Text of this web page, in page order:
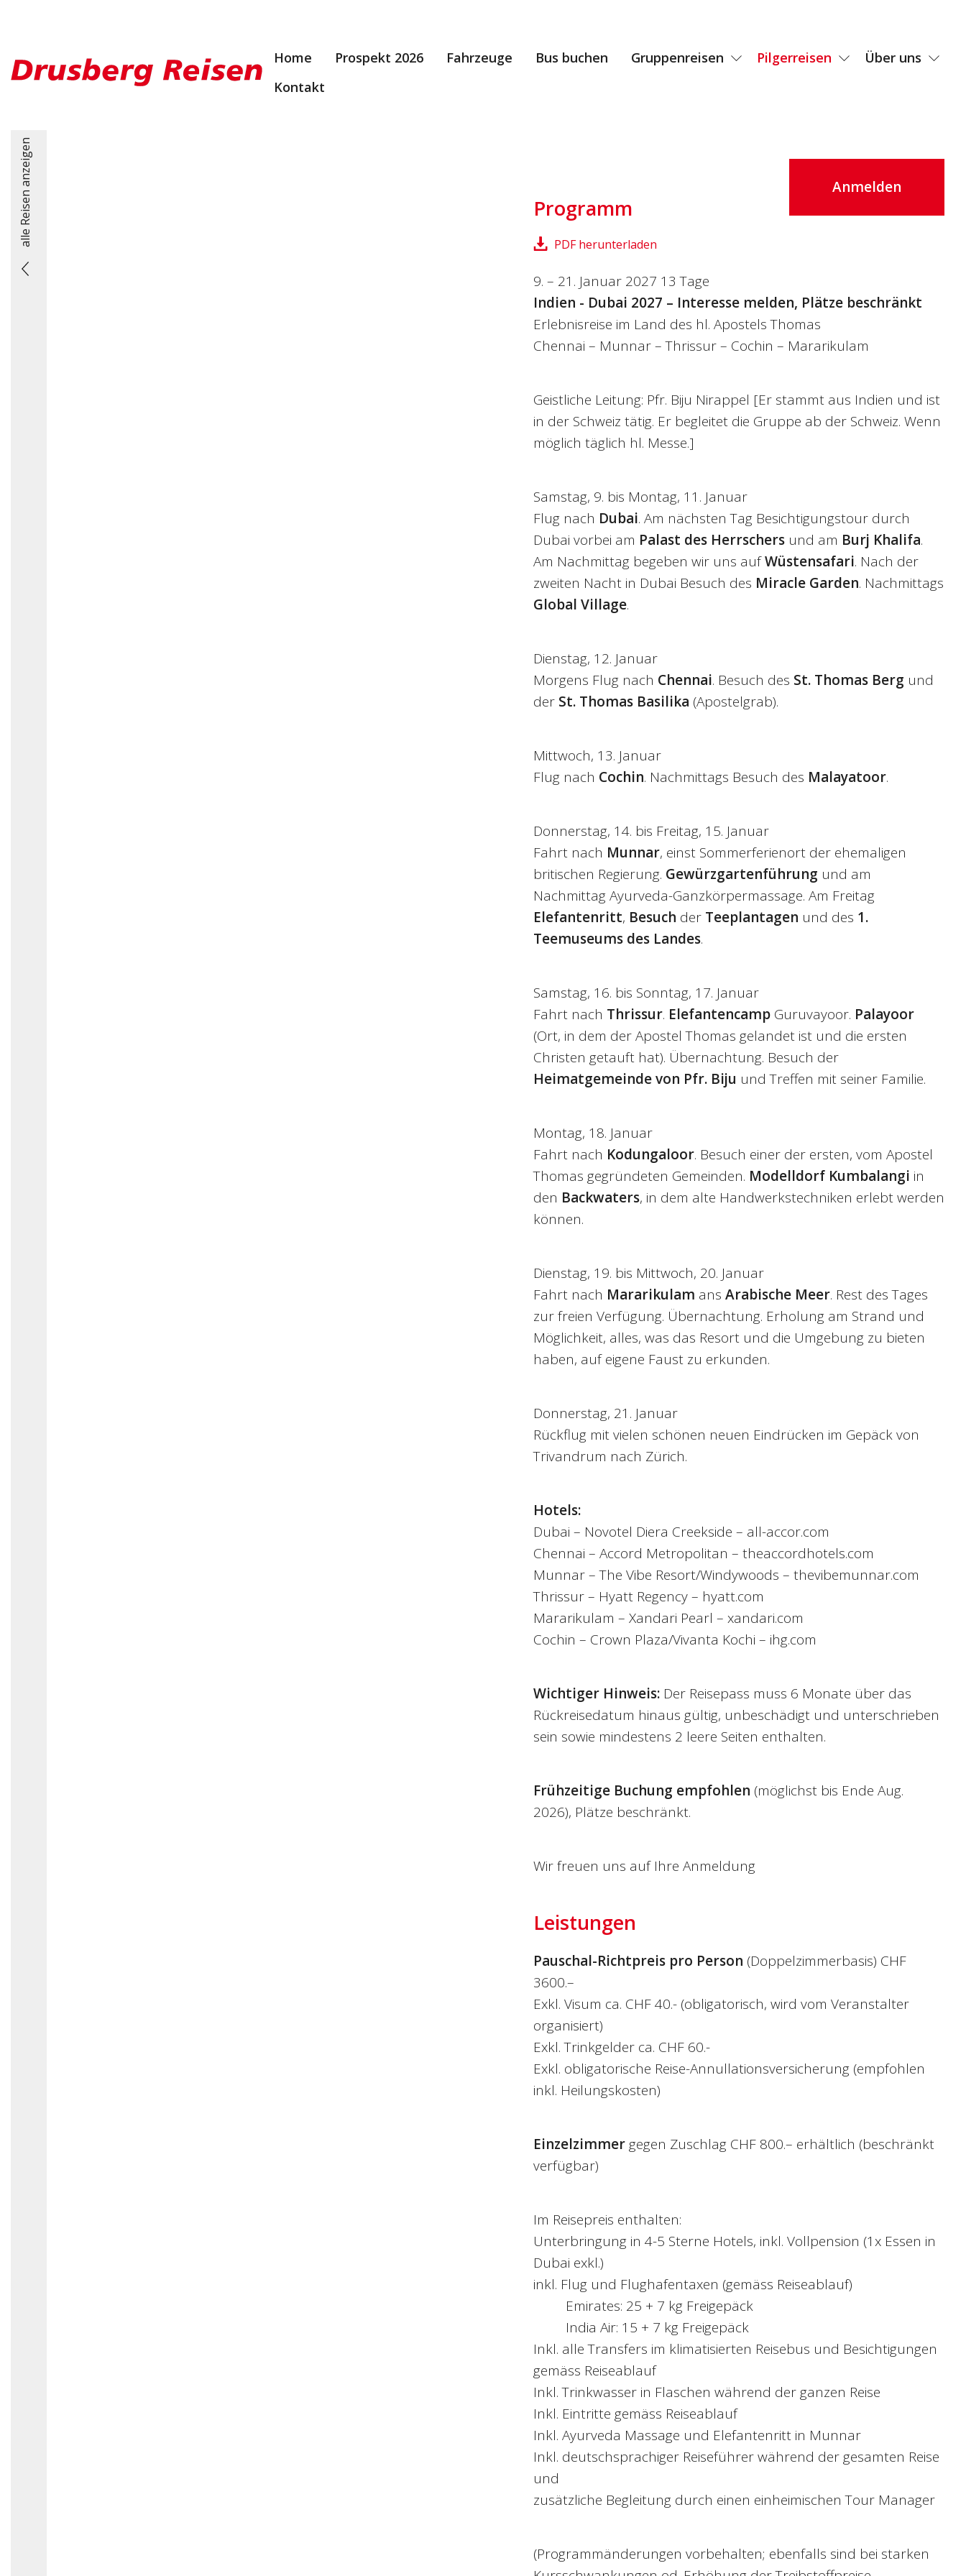
Home Prospekt 2026 Fahrzeuge Bus buchen Gruppenreisen Pilgerreisen
Über uns
Kontakt
alle Reisen anzeigen Anmelden
Programm
PDF herunterladen
9. – 21. Januar 2027 13 Tage
Indien - Dubai 2027 – Interesse melden, Plätze beschränkt
Erlebnisreise im Land des hl. Apostels Thomas
Chennai – Munnar – Thrissur – Cochin – Mararikulam
Geistliche Leitung: Pfr. Biju Nirappel [Er stammt aus Indien und ist
in der Schweiz tätig. Er begleitet die Gruppe ab der Schweiz. Wenn
möglich täglich hl. Messe.]
Samstag, 9. bis Montag, 11. Januar
Flug nach Dubai. Am nächsten Tag Besichtigungstour durch
Dubai vorbei am Palast des Herrschersund am Burj Khalifa.
Am Nachmittag begeben wir uns aufWüstensafari. Nach der
zweiten Nacht in Dubai Besuch des Miracle Garden. Nachmittags
Global Village.
Dienstag, 12. Januar
Morgens Flug nach Chennai. Besuch des St. Thomas Berg und
der St. Thomas Basilika (Apostelgrab).
Mittwoch, 13. Januar
Flug nach Cochin. Nachmittags Besuch des Malayatoor.
Donnerstag, 14. bis Freitag, 15. Januar
Fahrt nach Munnar, einst Sommerferienort der ehemaligen
britischen Regierung. Gewürzgartenführung und am
Nachmittag Ayurveda-Ganzkörpermassage. Am Freitag
Elefantenritt, Besuch der Teeplantagen und des 1.
Teemuseums des Landes.
Samstag, 16. bis Sonntag, 17. Januar
Fahrt nach Thrissur. Elefantencamp Guruvayoor. Palayoor
(Ort, in dem der Apostel Thomas gelandet ist und die ersten
Christen getauft hat). Übernachtung. Besuch der
Heimatgemeinde von Pfr. Biju und Treffen mit seiner Familie.
Montag, 18. Januar
Fahrt nach Kodungaloor. Besuch einer der ersten, vom Apostel
Thomas gegründeten Gemeinden. Modelldorf Kumbalangi in
den Backwaters, in dem alte Handwerkstechniken erlebt werden
können.
Dienstag, 19. bis Mittwoch, 20. Januar
Fahrt nach Mararikulam ans Arabische Meer. Rest des Tages
zur freien Verfügung. Übernachtung. Erholung am Strand und
Möglichkeit, alles, was das Resort und die Umgebung zu bieten
haben, auf eigene Faust zu erkunden.
Donnerstag, 21. Januar
Rückflug mit vielen schönen neuen Eindrücken im Gepäck von
Trivandrum nach Zürich.
Hotels:
Dubai – Novotel Diera Creekside – all-accor.com
Chennai – Accord Metropolitan – theaccordhotels.com
Munnar – The Vibe Resort/Windywoods – thevibemunnar.com
Thrissur – Hyatt Regency – hyatt.com
Mararikulam – Xandari Pearl – xandari.com
Cochin – Crown Plaza/Vivanta Kochi – ihg.com
Wichtiger Hinweis: Der Reisepass muss 6 Monate über das
Rückreisedatum hinaus gültig, unbeschädigt und unterschrieben
sein sowie mindestens 2 leere Seiten enthalten.
Frühzeitige Buchung empfohlen (möglichst bis Ende Aug.
2026), Plätze beschränkt.
Wir freuen uns auf Ihre Anmeldung
Leistungen
Pauschal-Richtpreis pro Person (Doppelzimmerbasis) CHF
3600.–
Exkl. Visum ca. CHF 40.- (obligatorisch, wird vom Veranstalter
organisiert)
Exkl. Trinkgelder ca. CHF 60.-
Exkl. obligatorische Reise-Annullationsversicherung (empfohlen
inkl. Heilungskosten)
Einzelzimmer gegen Zuschlag CHF 800.– erhältlich (beschränkt
verfügbar)
Im Reisepreis enthalten:
Unterbringung in 4-5 Sterne Hotels, inkl. Vollpension (1x Essen in
Dubai exkl.)
inkl. Flug und Flughafentaxen (gemäss Reiseablauf)
Emirates: 25 + 7 kg Freigepäck
India Air: 15 + 7 kg Freigepäck
Inkl. alle Transfers im klimatisierten Reisebus und Besichtigungen
gemäss Reiseablauf
Inkl. Trinkwasser in Flaschen während der ganzen Reise
Inkl. Eintritte gemäss Reiseablauf
Inkl. Ayurveda Massage und Elefantenritt in Munnar
Inkl. deutschsprachiger Reiseführer während der gesamten Reise
und
zusätzliche Begleitung durch einen einheimischen Tour Manager
(Programmänderungen vorbehalten; ebenfalls sind bei starken